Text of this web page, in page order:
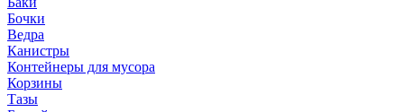
Бочки
Ведра
Канистры
Контейнеры для мусора
Корзины
Тазы